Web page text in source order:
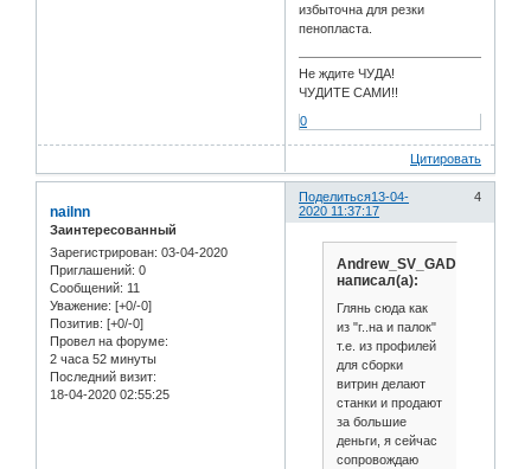
избыточна для резки
пенопласта.
Не ждите ЧУДА!
ЧУДИТЕ САМИ!!
0
Цитировать
Поделиться 4
13-04-
2020 11:37:17
nailnn
Заинтересованный
Зарегистрирован: 03-04-2020
Приглашений: 0
Сообщений: 11
Уважение: [+0/-0]
Позитив: [+0/-0]
Провел на форуме:
2 часа 52 минуты
Последний визит:
18-04-2020 02:55:25
Andrew_SV_GAD
написал(а):
Глянь сюда как
из "г..на и палок"
т.е. из профилей
для сборки
витрин делают
станки и продают
за большие
деньги, я сейчас
сопровождаю